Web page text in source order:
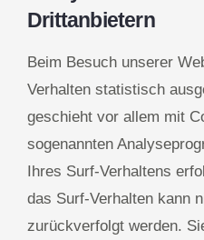
Drittanbietern
Beim Besuch unserer
Verhalten statistisch
geschieht vor allem mit
sogenannten
Ihres Surf-Verhaltens
das Surf-Verhalten kann
zurückverfolgt werden.